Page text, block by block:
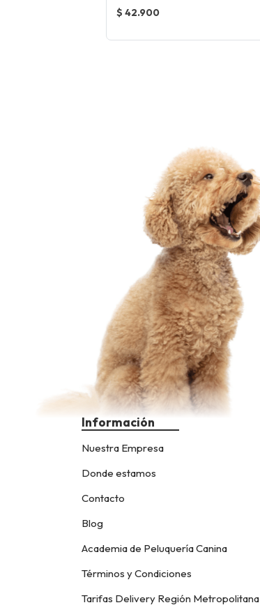
$ 42.900
Información
Nuestra Empresa
Donde estamos
Contacto
Blog
Academia de Peluquería Canina
Términos y Condiciones
Tarifas Delivery Región Metropolitana